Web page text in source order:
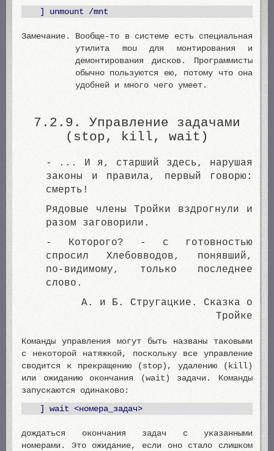
] unmount /mnt
Замечание. Вообще-то в системе есть специальная
утилита mou для монтирования и
демонтирования дисков. Программисты
обычно пользуются ею, потому что она
удобней и много чего умеет.
7.2.9. Управление задачами
(stop, kill, wait)
- ... И я, старший здесь, нарушая
законы и правила, первый говорю:
смерть!
Рядовые члены Тройки вздрогнули и
разом заговорили.
- Которого? - с готовностью
спросил Хлебовводов, понявший,
по-видимому, только последнее
слово.
А. и Б. Стругацкие. Сказка о
Тройке
Команды управления могут быть названы таковыми
с некоторой натяжкой, поскольку все управление
сводится к прекращению (stop), удалению (kill)
или ожиданию окончания (wait) задачи. Команды
запускаются одинаково:
] wait <номера_задач>
дождаться окончания задач с указанными
номерами. Это ожидание, если оно стало слишком